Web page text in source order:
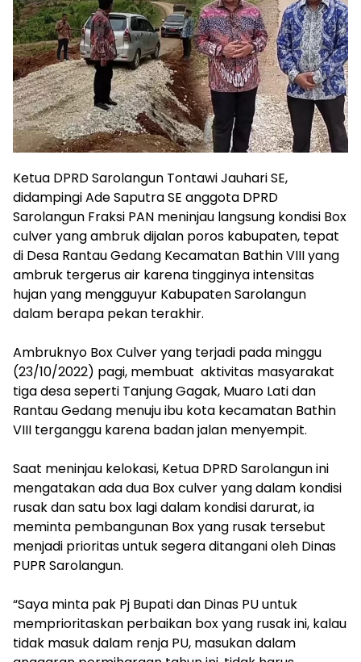
Ketua DPRD Sarolangun Tontawi Jauhari SE,
didampingi Ade Saputra SE anggota DPRD
Sarolangun Fraksi PAN meninjau langsung kondisi Box
culver yang ambruk dijalan poros kabupaten, tepat
di Desa Rantau Gedang Kecamatan Bathin VIII yang
ambruk tergerus air karena tingginya intensitas
hujan yang mengguyur Kabupaten Sarolangun
dalam berapa pekan terakhir.
Ambruknyo Box Culver yang terjadi pada minggu
(23/10/2022) pagi, membuat aktivitas masyarakat
tiga desa seperti Tanjung Gagak, Muaro Lati dan
Rantau Gedang menuju ibu kota kecamatan Bathin
VIII terganggu karena badan jalan menyempit.
Saat meninjau kelokasi, Ketua DPRD Sarolangun ini
mengatakan ada dua Box culver yang dalam kondisi
rusak dan satu box lagi dalam kondisi darurat, ia
meminta pembangunan Box yang rusak tersebut
menjadi prioritas untuk segera ditangani oleh Dinas
PUPR Sarolangun.
“Saya minta pak Pj Bupati dan Dinas PU untuk
memprioritaskan perbaikan box yang rusak ini, kalau
tidak masuk dalam renja PU, masukan dalam